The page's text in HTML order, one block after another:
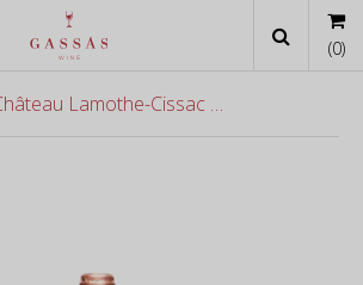
Château Lamothe-Cissac Vieilles Vignes Haut-Médoc 2016 [dubbelmagnum]
(0)